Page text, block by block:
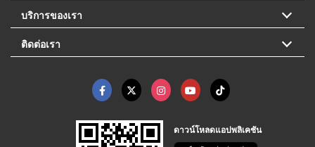
บริการของเรา
ติดต่อเรา
ดาวน์โหลดแอปพลิเคชัน